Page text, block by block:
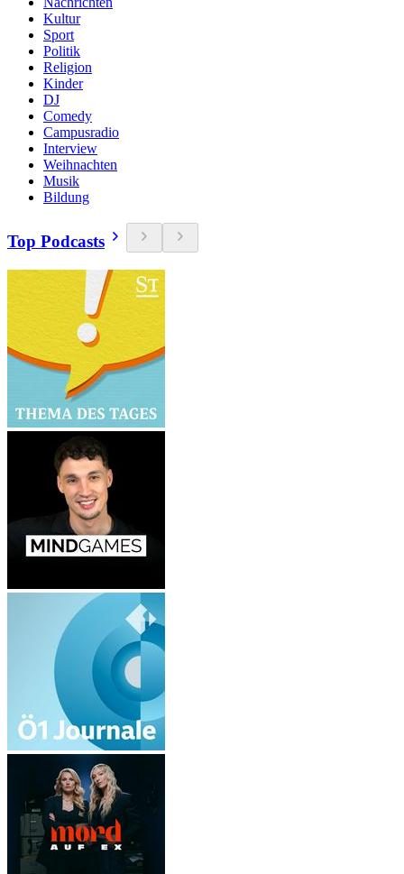
Kultur
Sport
Politik
Religion
Kinder
DJ
Comedy
Campusradio
Interview
Weihnachten
Musik
Bildung
Top Podcasts